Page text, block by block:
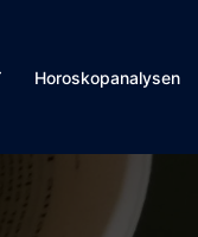
Horoskopanalysen